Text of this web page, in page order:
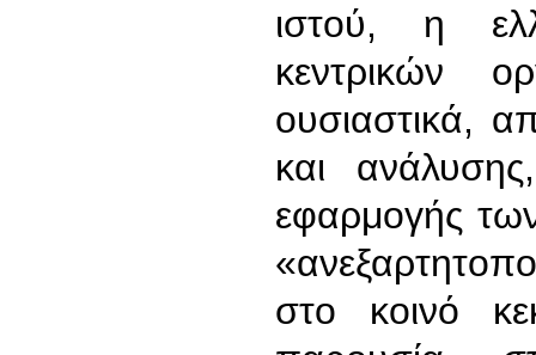
ιστού, η
κεντρικών
ουσιαστικά,
και
εφαρμογής
στο κοινό